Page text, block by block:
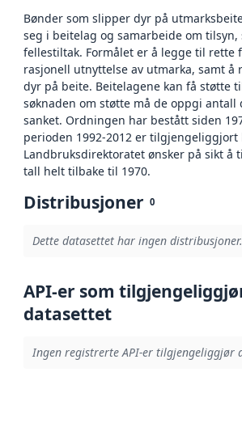
Bønder som slipper dyr på
seg i beitelag og samarbeide om
fellestiltak. Formålet er å legge til rette
rasjonell utnyttelse av utmarka, samt å
dyr på beite. Beitelagene kan få støtte
søknaden om støtte må de oppgi antall
sanket. Ordningen har bestått siden
perioden 1992-2012 er tilgjengeliggjort
Landbruksdirektoratet ønsker på sikt å
tall helt tilbake til 1970.
Distribusjoner 0
Dette datasettet har ingen distribusjoner.
API-er som
datasettet
Ingen registrerte API-er tilgjengeliggjør